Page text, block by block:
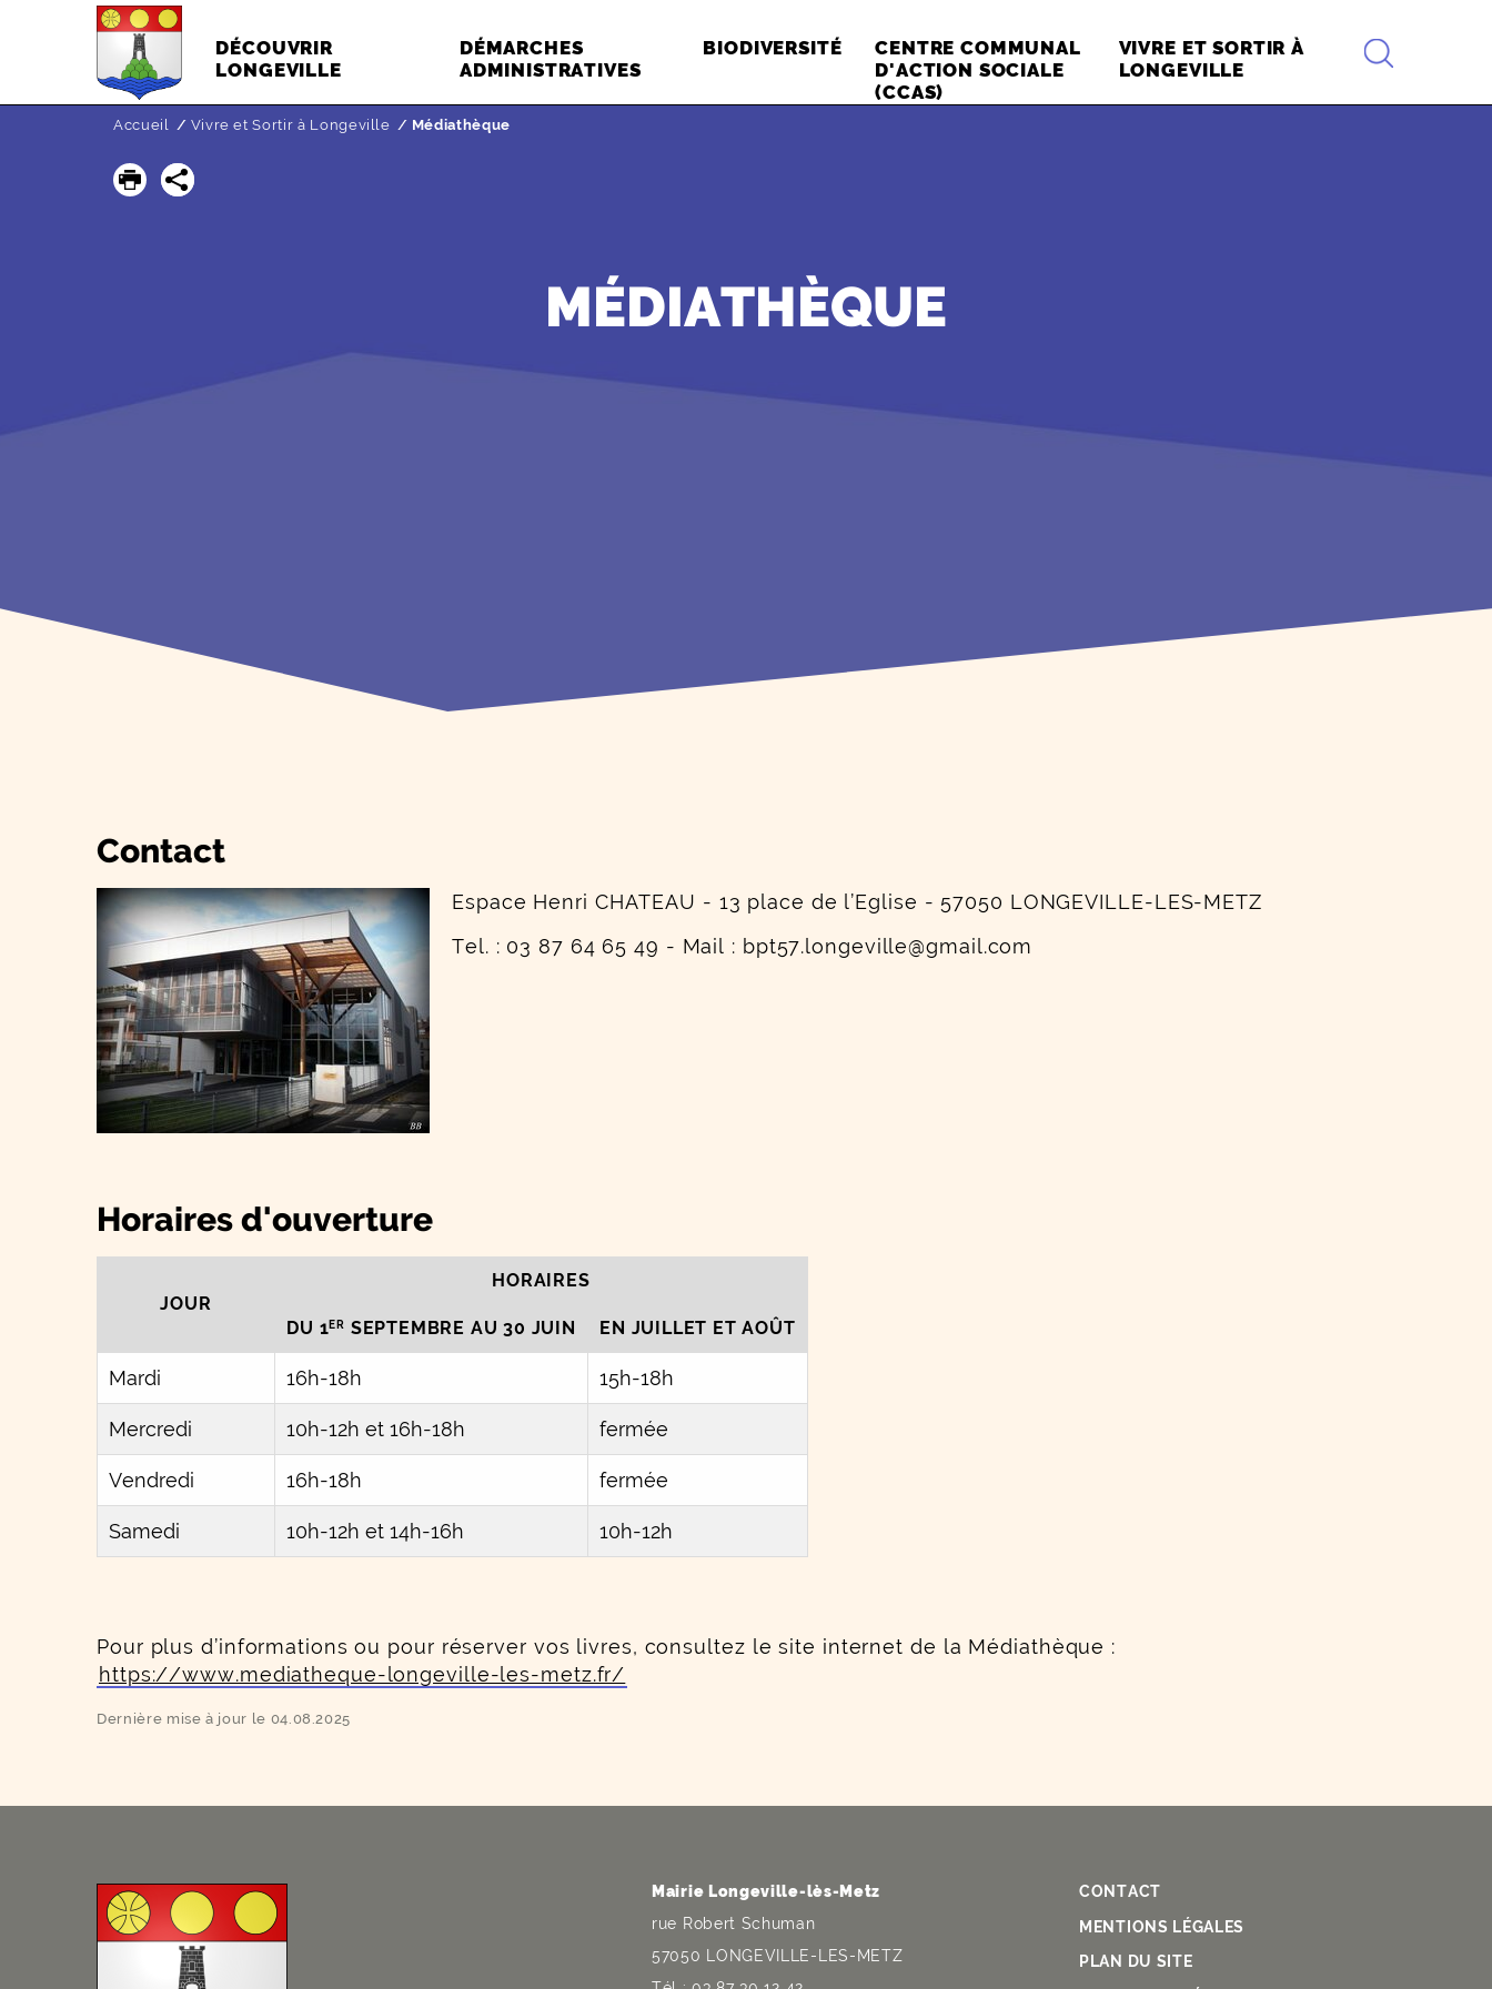
DÉCOUVRIR
LONGEVILLE
DÉMARCHES
ADMINISTRATIVES
BIODIVERSITÉ
CENTRE COMMUNAL
D'ACTION SOCIALE
(CCAS)
VIVRE ET SORTIR À
LONGEVILLE
Accueil Vivre et Sortir à Longeville Page active :
Médiathèque
MÉDIATHÈQUE
Contact
Espace Henri CHATEAU - 13 place de l’Eglise - 57050 LONGEVILLE-LES-METZ
Tel. : 03 87 64 65 49 - Mail : bpt57.longeville@gmail.com
Horaires d'ouverture
JOUR
HORAIRES
DU 1ER SEPTEMBRE AU 30 JUIN EN JUILLET ET AOÛT
Mardi 16h-18h 15h-18h
Mercredi 10h-12h et 16h-18h fermée
Vendredi 16h-18h fermée
Samedi 10h-12h et 14h-16h 10h-12h
Pour plus d’informations ou pour réserver vos livres, consultez le site internet de la Médiathèque :
https://www.mediatheque-longeville-les-metz.fr/
Dernière mise à jour le 04.08.2025
Mairie Longeville-lès-Metz
rue Robert Schuman
57050 LONGEVILLE-LES-METZ
CONTACT
MENTIONS LÉGALES
PLAN DU SITE